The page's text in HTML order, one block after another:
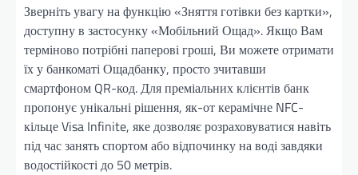
Зверніть увагу на функцію «Зняття готівки без картки»,
доступну в застосунку «Мобільний Ощад». Якщо Вам
терміново потрібні паперові гроші, Ви можете отримати
їх у банкоматі Ощадбанку, просто зчитавши
смартфоном QR-код. Для преміальних клієнтів банк
пропонує унікальні рішення, як-от керамічне NFC-
кільце Visa Infinite, яке дозволяє розраховуватися навіть
під час занять спортом або відпочинку на воді завдяки
водостійкості до 50 метрів.